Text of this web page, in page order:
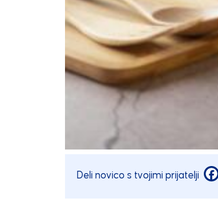
Deli novico s tvojimi prijatelji